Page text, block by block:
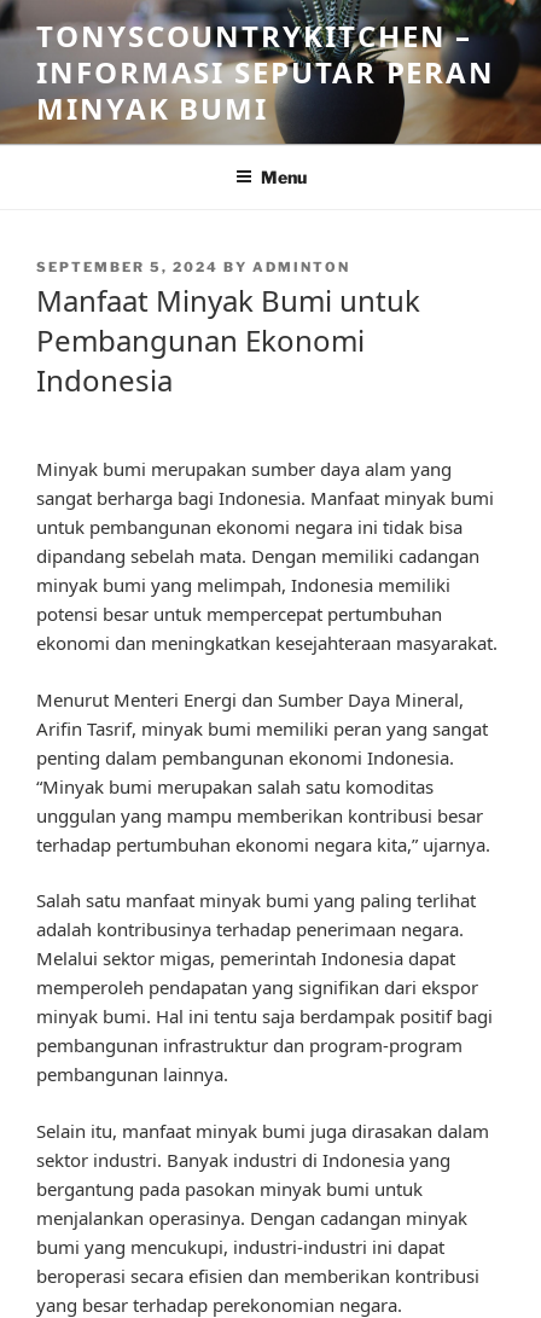
Skip
to
content
TONYSCOUNTRYKITCHEN –
INFORMASI SEPUTAR PERAN
MINYAK BUMI
Menu
POSTED
SEPTEMBER 5, 2024 BY ADMINTON
Manfaat Minyak Bumi untuk
Pembangunan Ekonomi
Indonesia
Minyak bumi merupakan sumber daya alam yang
sangat berharga bagi Indonesia. Manfaat minyak bumi
untuk pembangunan ekonomi negara ini tidak bisa
dipandang sebelah mata. Dengan memiliki cadangan
minyak bumi yang melimpah, Indonesia memiliki
potensi besar untuk mempercepat pertumbuhan
ekonomi dan meningkatkan kesejahteraan masyarakat.
Menurut Menteri Energi dan Sumber Daya Mineral,
Arifin Tasrif, minyak bumi memiliki peran yang sangat
penting dalam pembangunan ekonomi Indonesia.
“Minyak bumi merupakan salah satu komoditas
unggulan yang mampu memberikan kontribusi besar
terhadap pertumbuhan ekonomi negara kita,” ujarnya.
Salah satu manfaat minyak bumi yang paling terlihat
adalah kontribusinya terhadap penerimaan negara.
Melalui sektor migas, pemerintah Indonesia dapat
memperoleh pendapatan yang signifikan dari ekspor
minyak bumi. Hal ini tentu saja berdampak positif bagi
pembangunan infrastruktur dan program-program
pembangunan lainnya.
Selain itu, manfaat minyak bumi juga dirasakan dalam
sektor industri. Banyak industri di Indonesia yang
bergantung pada pasokan minyak bumi untuk
menjalankan operasinya. Dengan cadangan minyak
bumi yang mencukupi, industri-industri ini dapat
beroperasi secara efisien dan memberikan kontribusi
yang besar terhadap perekonomian negara.